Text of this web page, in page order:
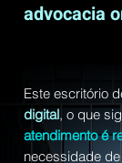
advocacia
Este escritório
digital, o que
atendimento é
necessidade